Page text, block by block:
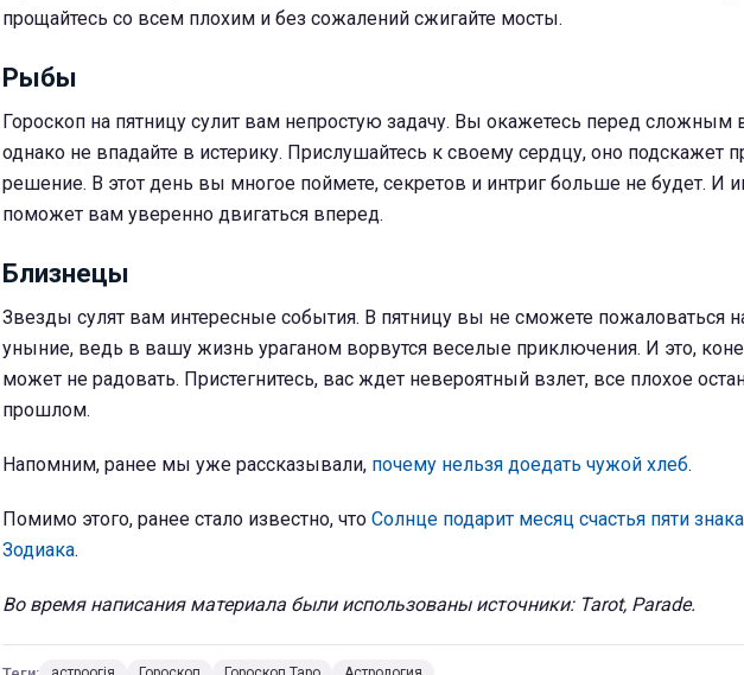
прощайтесь со всем плохим и без сожалений сжигайте мосты.
Рыбы
Гороскоп на пятницу сулит вам непростую задачу. Вы окажетесь перед
однако не впадайте в истерику. Прислушайтесь к своему сердцу, оно подскажет
решение. В этот день вы многое поймете, секретов и интриг больше не будет. И
поможет вам уверенно двигаться вперед.
Близнецы
Звезды сулят вам интересные события. В пятницу вы не сможете пожаловаться
уныние, ведь в вашу жизнь ураганом ворвутся веселые приключения. И это,
может не радовать. Пристегнитесь, вас ждет невероятный взлет, все плохое
прошлом.
Напомним, ранее мы уже рассказывали, почему нельзя доедать чужой хлеб.
Помимо этого, ранее стало известно, что Солнце подарит месяц счастья пяти
Зодиака.
Во время написания материала были использованы источники: Tarot, Parade.